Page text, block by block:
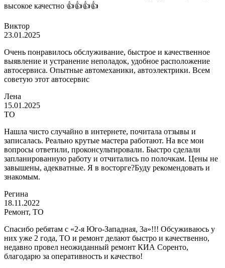
высокое качестно 👍👍👍👍
Виктор
23.01.2025
Очень понравилось обслуживание, быстрое и качественное
выявление и устранение неполадок, удобное расположение
автосервиса. Опытные автомеханики, автоэлектрики. Всем
советую этот автосервис
Лена
15.01.2025
ТО
Нашла чисто случайно в интернете, почитала отзывы и
записалась. Реально крутые мастера работают. На все мои
вопросы ответили, проконсультировали. Быстро сделали
запланированную работу и отчитались по полочкам. Цены не
завышены, адекватные. Я в восторге?Буду рекомендовать и
знакомым.
Регина
18.11.2022
Ремонт, ТО
Спасибо ребятам с «2-я Юго-Западная, 3а»!!! Обсуживаюсь у
них уже 2 года, ТО и ремонт делают быстро и качественно,
недавно провел неожиданный ремонт КИА Соренто,
благодарю за оперативность и качество!